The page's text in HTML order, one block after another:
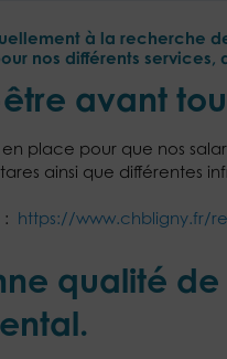
à la recherche
nos différents services,
avant
place pour que nos
ainsi que différentes
: https://www.chbligny.fr/
qualité